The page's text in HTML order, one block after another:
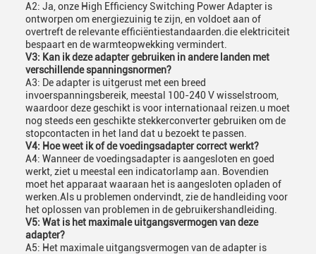
A2: Ja, onze High Efficiency Switching Power Adapter is
ontworpen om energiezuinig te zijn, en voldoet aan of
overtreft de relevante efficiëntiestandaarden.die elektriciteit
bespaart en de warmteopwekking vermindert.
V3: Kan ik deze adapter gebruiken in andere landen met
verschillende spanningsnormen?
A3: De adapter is uitgerust met een breed
invoerspanningsbereik, meestal 100-240 V wisselstroom,
waardoor deze geschikt is voor internationaal reizen.u moet
nog steeds een geschikte stekkerconverter gebruiken om de
stopcontacten in het land dat u bezoekt te passen.
V4: Hoe weet ik of de voedingsadapter correct werkt?
A4: Wanneer de voedingsadapter is aangesloten en goed
werkt, ziet u meestal een indicatorlamp aan. Bovendien
moet het apparaat waaraan het is aangesloten opladen of
werken.Als u problemen ondervindt, zie de handleiding voor
het oplossen van problemen in de gebruikershandleiding.
V5: Wat is het maximale uitgangsvermogen van deze
adapter?
A5: Het maximale uitgangsvermogen van de adapter is